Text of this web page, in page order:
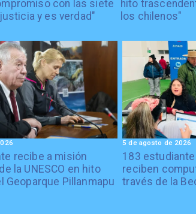
con las siete
y es verdad"
hito
los chilenos"
recibe a misión
la UNESCO en hito
Geoparque Pillanmapu
183
reciben
través de la
5 de agosto de 2026